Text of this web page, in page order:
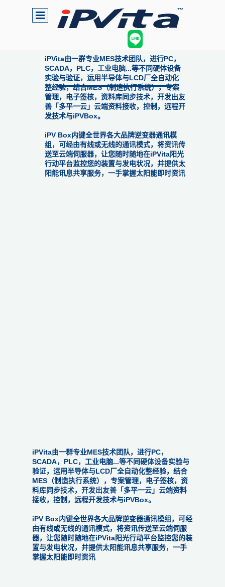
iPVita由一群专业MES技术团队，进行PC，
SCADA，PLC，工业电脑...等不同硬体设备
实验与验证，运用半导体与LCD厂全自动化
整经验，结合MES（制造执行系统），专案
管理，电子签核，资料库同步技术，开发出友
善「多平一云」云端资料接收，控制，远程开
发技术与iPVBox。
iPV Box内键全世界各大品牌逆变器通讯模
组，可经由有线或无线的通讯模式，将资讯传
送至云端伺服器，让您随时随地在iPVita阳光
行动平台监控您的装置与发电状况，并提供太
阳能讯息共享服务，一手掌握太阳能即时资讯
iPVita由一群专业MES技术团队，进行PC，
SCADA，PLC，工业电脑...等不同硬体设备实验与
验证，运用半导体与LCD厂全自动化整经验，结合
MES（制造执行系统），专案管理，电子签核，资
料库同步技术，开发出友善「多平一云」云端资料
接收，控制，远程开发技术与iPVBox。
iPV Box内键全世界各大品牌逆变器通讯模组，可经
由有线或无线的通讯模式，将资讯传送至云端伺服
器，让您随时随地在iPVita阳光行动平台监控您的装
置与发电状况，并提供太阳能讯息共享服务，一手
掌握太阳能即时资讯